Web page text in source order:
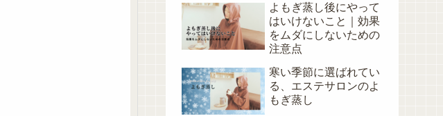
よもぎ蒸し後にやって
はいけないこと｜効果
をムダにしないための
注意点
寒い季節に選ばれてい
る、エステサロンのよ
もぎ蒸し